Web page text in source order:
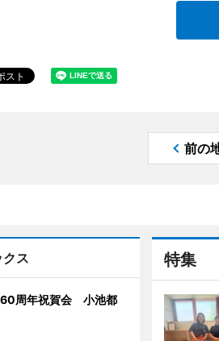
前の
特集
ス
60周年祝賀会 小池都